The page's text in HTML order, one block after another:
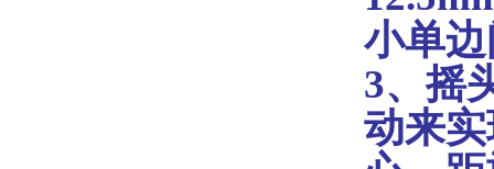
小单
3、摇
动来